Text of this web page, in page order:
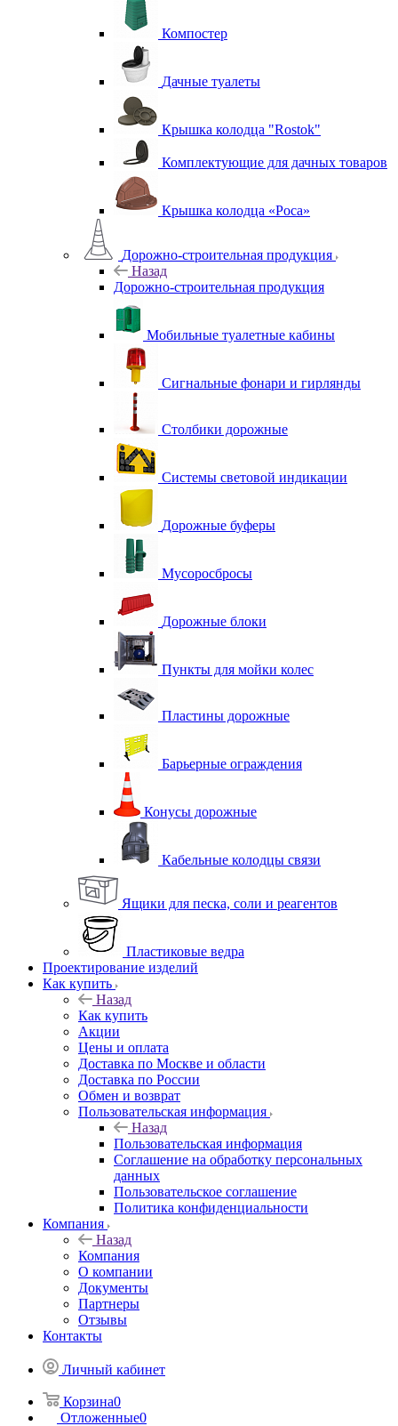
Компостер
Дачные туалеты
Крышка колодца "Rostok"
Комплектующие для дачных товаров
Крышка колодца «Роса»
Дорожно-строительная продукция
Назад
Дорожно-строительная продукция
Мобильные туалетные кабины
Сигнальные фонари и гирлянды
Столбики дорожные
Системы световой индикации
Дорожные буферы
Мусоросбросы
Дорожные блоки
Пункты для мойки колес
Пластины дорожные
Барьерные ограждения
Конусы дорожные
Кабельные колодцы связи
Ящики для песка, соли и реагентов
Пластиковые ведра
Проектирование изделий
Как купить
Назад
Как купить
Акции
Цены и оплата
Доставка по Москве и области
Доставка по России
Обмен и возврат
Пользовательская информация
Назад
Пользовательская информация
Соглашение на обработку персональных
данных
Пользовательское соглашение
Политика конфиденциальности
Компания
Назад
Компания
О компании
Документы
Партнеры
Отзывы
Контакты
Личный кабинет
Корзина0
Отложенные0